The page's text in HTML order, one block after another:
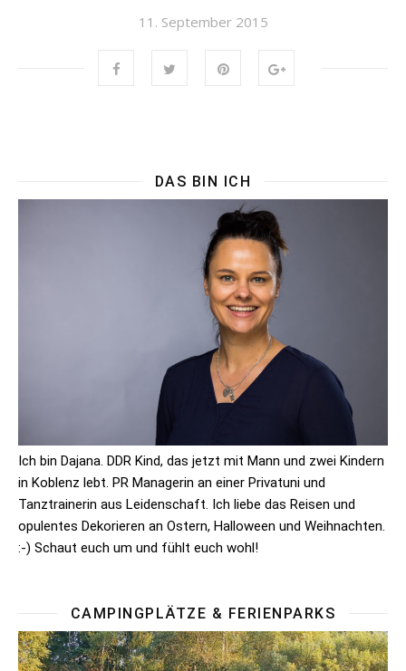
11. September 2015
DAS BIN ICH
Ich bin Dajana. DDR Kind, das jetzt mit Mann und zwei Kindern
in Koblenz lebt. PR Managerin an einer Privatuni und
Tanztrainerin aus Leidenschaft. Ich liebe das Reisen und
opulentes Dekorieren an Ostern, Halloween und Weihnachten.
:-) Schaut euch um und fühlt euch wohl!
CAMPINGPLÄTZE & FERIENPARKS